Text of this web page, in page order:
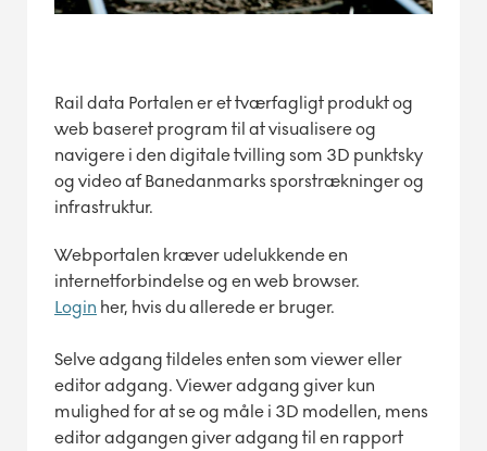
Rail data Portalen er et tværfagligt produkt og
web baseret program til at visualisere og
navigere i den digitale tvilling som 3D punktsky
og video af Banedanmarks sporstrækninger og
infrastruktur.
Webportalen kræver udelukkende en
internetforbindelse og en web browser.
Login her, hvis du allerede er bruger.
Selve adgang tildeles enten som viewer eller
editor adgang. Viewer adgang giver kun
mulighed for at se og måle i 3D modellen, mens
editor adgangen giver adgang til en rapport